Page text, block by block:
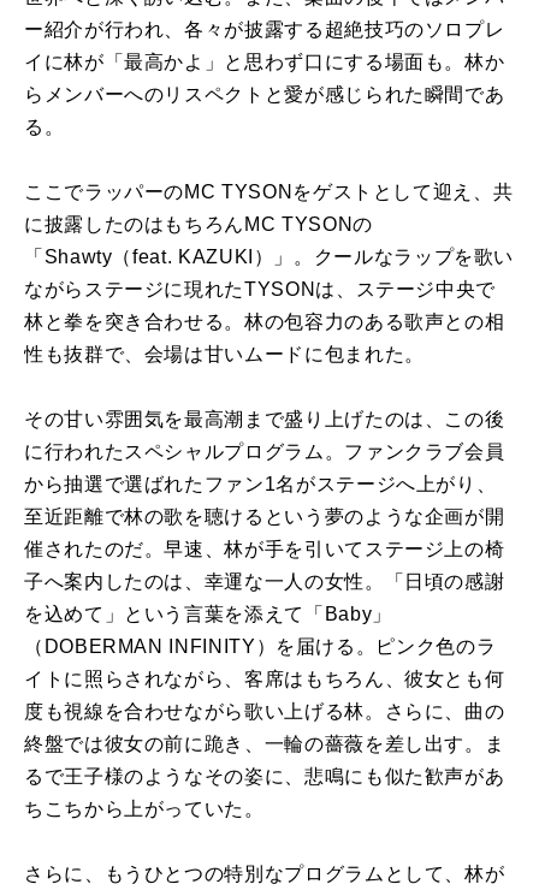
ー紹介が行われ、各々が披露する超絶技巧のソロプレ
イに林が「最高かよ」と思わず口にする場面も。林か
らメンバーへのリスペクトと愛が感じられた瞬間であ
る。
ここでラッパーのMC TYSONをゲストとして迎え、共
に披露したのはもちろんMC TYSONの
「Shawty（feat. KAZUKI）」。クールなラップを歌い
ながらステージに現れたTYSONは、ステージ中央で
林と拳を突き合わせる。林の包容力のある歌声との相
性も抜群で、会場は甘いムードに包まれた。
その甘い雰囲気を最高潮まで盛り上げたのは、この後
に行われたスペシャルプログラム。ファンクラブ会員
から抽選で選ばれたファン1名がステージへ上がり、
至近距離で林の歌を聴けるという夢のような企画が開
催されたのだ。早速、林が手を引いてステージ上の椅
子へ案内したのは、幸運な一人の女性。「日頃の感謝
を込めて」という言葉を添えて「Baby」
（DOBERMAN INFINITY）を届ける。ピンク色のラ
イトに照らされながら、客席はもちろん、彼女とも何
度も視線を合わせながら歌い上げる林。さらに、曲の
終盤では彼女の前に跪き、一輪の薔薇を差し出す。ま
るで王子様のようなその姿に、悲鳴にも似た歓声があ
ちこちから上がっていた。
さらに、もうひとつの特別なプログラムとして、林が